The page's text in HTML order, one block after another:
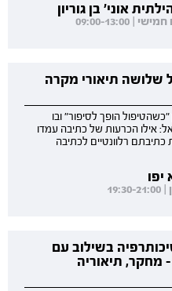
אוני' בן גוריון
שלושה תיאורי מקרה
הופך לסיפור" ובו
אילו הכרעות של כתיבה עמדו
רלוונטיים לכתיבה
בשילוב עם
מחקר, תיאוריה